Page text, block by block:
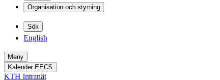
Organisation och styrning
Sök
English
Meny
Kalender EECS
KTH Intranät